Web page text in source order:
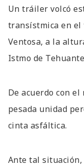
Un tráiler volcó
transístmica en el
Ventosa, a la
Istmo de
De acuerdo con
pesada unidad
cinta asfáltica.
Ante tal